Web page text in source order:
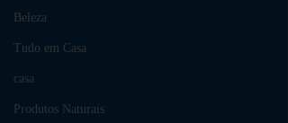
Beleza
Tudo em Casa
casa
Produtos Naturais